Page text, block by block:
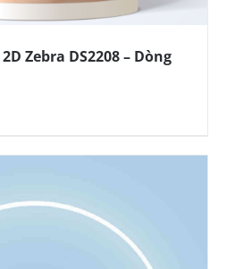
Zebra DS2208 – Dòng